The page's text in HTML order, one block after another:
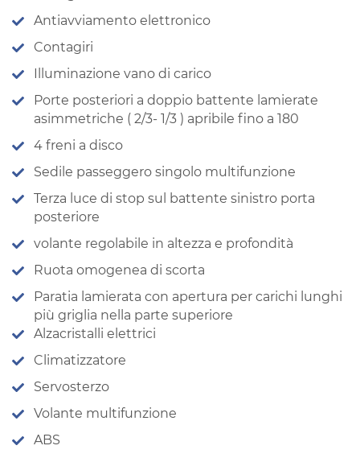
Antiavviamento elettronico
Contagiri
Illuminazione vano di carico
Porte posteriori a doppio battente lamierate
asimmetriche ( 2/3- 1/3 ) apribile fino a 180
4 freni a disco
Sedile passeggero singolo multifunzione
Terza luce di stop sul battente sinistro porta
posteriore
volante regolabile in altezza e profondità
Ruota omogenea di scorta
Paratia lamierata con apertura per carichi lunghi
più griglia nella parte superiore
Alzacristalli elettrici
Climatizzatore
Servosterzo
Volante multifunzione
ABS